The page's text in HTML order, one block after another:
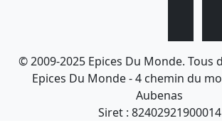
© 2009-2025 Epices Du Monde. Tous
Epices Du Monde - 4 chemin du
Aubenas
Siret : 82402921900014